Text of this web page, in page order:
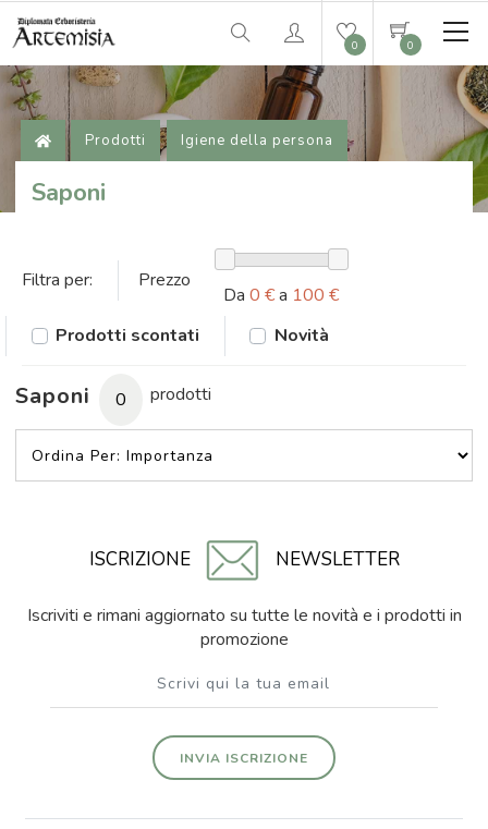
0 0
Prodotti Igiene della persona
Saponi
Filtra per: Prezzo
Da0 €a 100 €
Prodotti scontati
Novità
Saponi 0 prodotti
ISCRIZIONE NEWSLETTER
Iscriviti e rimani aggiornato su tutte le novità e i prodotti in
promozione
INVIA ISCRIZIONE